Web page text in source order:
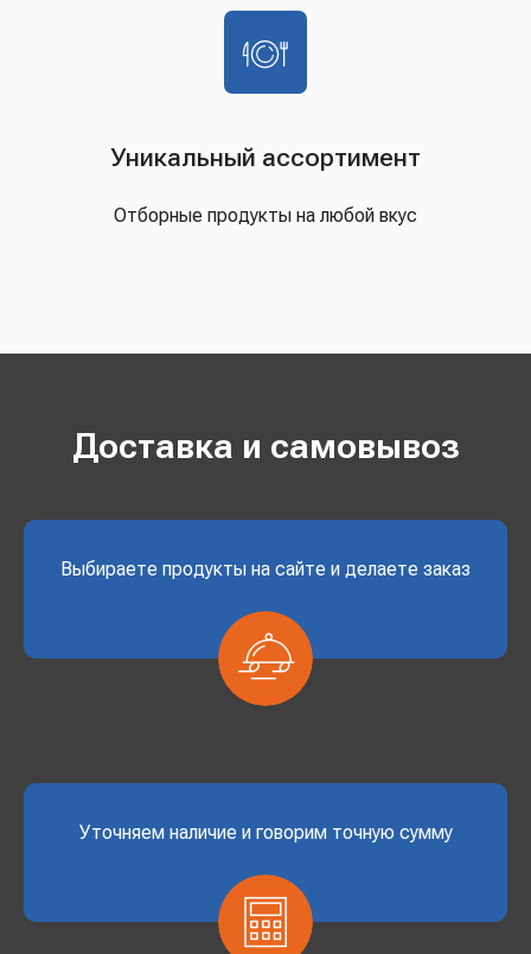
Уникальный ассортимент
Отборные продукты на любой вкус
Доставка и самовывоз
Выбираете продукты на сайте и делаете заказ
Уточняем наличие и говорим точную сумму